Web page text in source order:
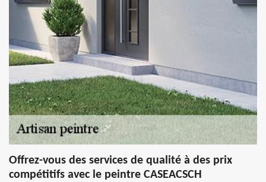
Offrez-vous des services de qualité à des prix
compétitifs avec le peintre CASEACSCH